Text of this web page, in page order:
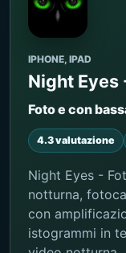
IPHONE, IPAD
Night Eyes
Foto e con
4.3 valutazione
Night Eyes -
notturna,
con
istogrammi in